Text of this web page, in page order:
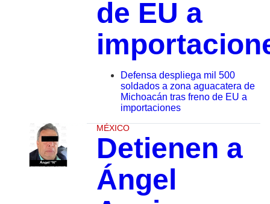
de EU a
Defensa despliega mil 500
soldados a zona aguacatera de
Michoacán tras freno de EU a
importaciones
MÉXICO
Detienen a
Ángel